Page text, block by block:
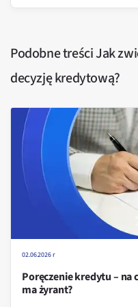
Podobne treściJak
decyzję kredytową?
02.06.2026 r
Poręczenie kredytu –
ma żyrant?